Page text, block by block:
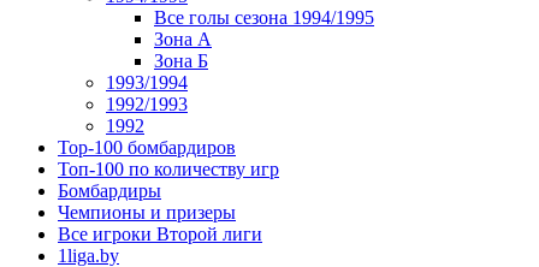
Все голы сезона 1994/1995
Зона А
Зона Б
1993/1994
1992/1993
1992
Top-100 бомбардиров
Топ-100 по количеству игр
Бомбардиры
Чемпионы и призеры
Все игроки Второй лиги
1liga.by